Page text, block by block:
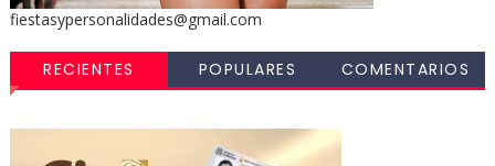
fiestasypersonalidades@gmail.com
RECIENTES POPULARES COMENTARIOS